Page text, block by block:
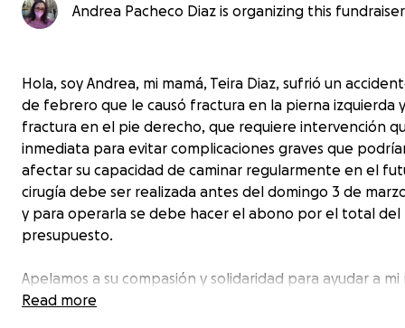
Andrea Pacheco Diaz is organizing this
Hola, soy Andrea, mi mamá, Teira Diaz, sufrió un
de febrero que le causó fractura en la pierna izquierda
fractura en el pie derecho, que requiere intervención
inmediata para evitar complicaciones graves que
afectar su capacidad de caminar regularmente en el
cirugía debe ser realizada antes del domingo 3 de
y para operarla se debe hacer el abono por el total del
presupuesto.
Apelamos a su compasión y solidaridad para ayudar a mi
recibir la atención médica que necesita con urgencia.
Read more